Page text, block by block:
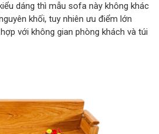
dáng thì mẫu sofa này không khác
khối, tuy nhiên ưu điểm lớn
với không gian phòng khách và túi